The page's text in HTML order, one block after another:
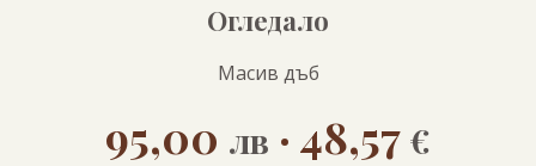
Огледало
Масив дъб
95,00 лв · 48,57 €